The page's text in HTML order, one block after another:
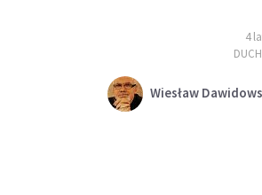
4
Wiesław